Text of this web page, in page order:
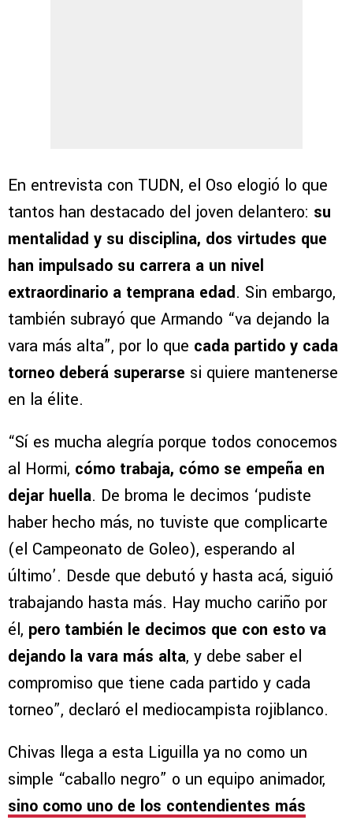
En entrevista con TUDN, el Oso elogió lo que
tantos han destacado del joven delantero: su
mentalidad y su disciplina, dos virtudes que
han impulsado su carrera a un nivel
extraordinario a temprana edad. Sin embargo,
también subrayó que Armando “va dejando la
vara más alta”, por lo que cada partido y cada
torneo deberá superarse si quiere mantenerse
en la élite.
“Sí es mucha alegría porque todos conocemos
al Hormi, cómo trabaja, cómo se empeña en
dejar huella. De broma le decimos ‘pudiste
haber hecho más, no tuviste que complicarte
(el Campeonato de Goleo), esperando al
último’. Desde que debutó y hasta acá, siguió
trabajando hasta más. Hay mucho cariño por
él, pero también le decimos que con esto va
dejando la vara más alta, y debe saber el
compromiso que tiene cada partido y cada
torneo”, declaró el mediocampista rojiblanco.
Chivas llega a esta Liguilla ya no como un
simple “caballo negro” o un equipo animador,
sino como uno de los contendientes más